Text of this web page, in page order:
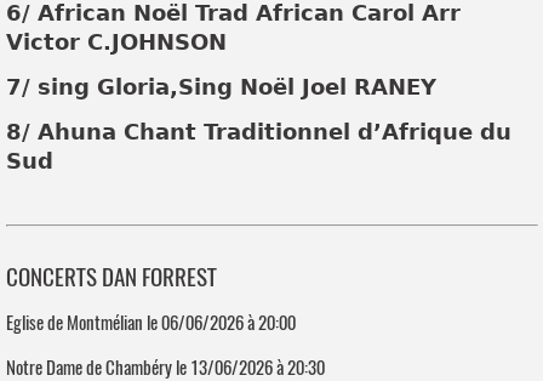
6/ African Noël Trad African Carol Arr
Victor C.JOHNSON
7/ sing Gloria,Sing Noël Joel RANEY
8/ Ahuna Chant Traditionnel d’Afrique du
Sud
CONCERTS DAN FORREST
Eglise de Montmélian le 06/06/2026 à 20:00
Notre Dame de Chambéry le 13/06/2026 à 20:30